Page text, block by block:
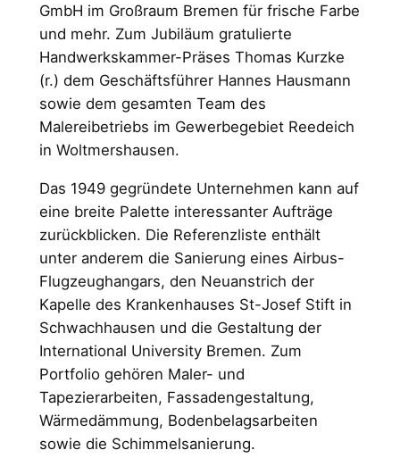
GmbH im Großraum Bremen für frische Farbe
und mehr. Zum Jubiläum gratulierte
Handwerkskammer-Präses Thomas Kurzke
(r.) dem Geschäftsführer Hannes Hausmann
sowie dem gesamten Team des
Malereibetriebs im Gewerbegebiet Reedeich
in Woltmershausen.
Das 1949 gegründete Unternehmen kann auf
eine breite Palette interessanter Aufträge
zurückblicken. Die Referenzliste enthält
unter anderem die Sanierung eines Airbus-
Flugzeughangars, den Neuanstrich der
Kapelle des Krankenhauses St-Josef Stift in
Schwachhausen und die Gestaltung der
International University Bremen. Zum
Portfolio gehören Maler- und
Tapezierarbeiten, Fassadengestaltung,
Wärmedämmung, Bodenbelagsarbeiten
sowie die Schimmelsanierung.